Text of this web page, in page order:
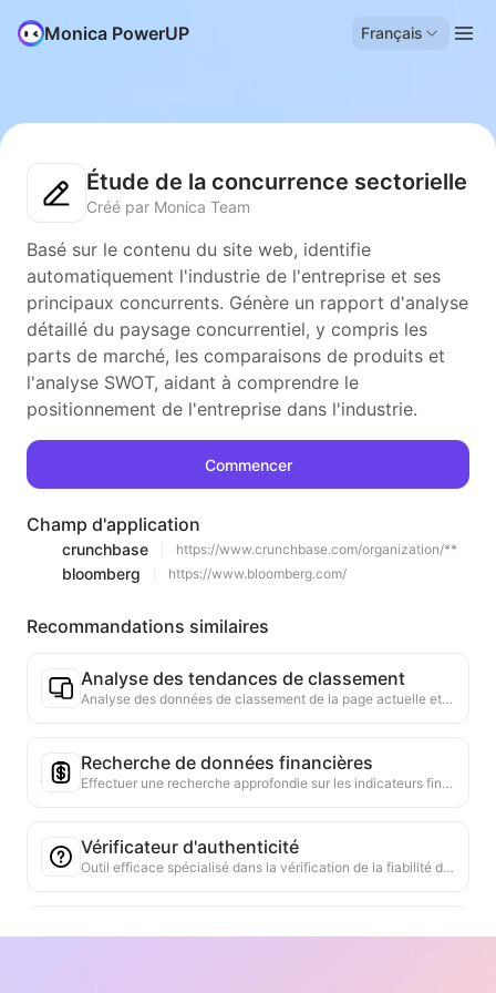
Monica PowerUP Français
Étude de la concurrence sectorielle
Créé par Monica Team
Basé sur le contenu du site web, identifie
automatiquement l'industrie de l'entreprise et ses
principaux concurrents. Génère un rapport d'analyse
détaillé du paysage concurrentiel, y compris les
parts de marché, les comparaisons de produits et
l'analyse SWOT, aidant à comprendre le
positionnement de l'entreprise dans l'industrie.
Commencer
Champ d'application
crunchbase https://www.crunchbase.com/organization/**
bloomberg https://www.bloomberg.com/
Recommandations similaires
Analyse des tendances de classement
Analyse des données de classement de la page actuelle et génération de rapports de tendance. Identification des catégories populaires, des types de produits en forte croissance et des technologies émergentes. Fourniture d'informations instantanées sur le marché pour vous aider à comprendre les dernières tendances des produits et les évolutions du marché.
Recherche de données financières
Effectuer une recherche approfondie sur les indicateurs financiers ou les points de données mentionnés dans la page actuelle à partir de plusieurs sources de données fiables. Fournir des comparaisons de données historiques et des références sectorielles pour aider les utilisateurs à comprendre pleinement la situation financière et la performance du marché de l'entreprise.
Vérificateur d'authenticité
Outil efficace spécialisé dans la vérification de la fiabilité du contenu Web. Identifie automatiquement les déclarations et les données clés, les compare avec des sources externes fiables. Évalue la fiabilité des déclarations importantes, fournit des explications sur les résultats de la vérification et des liens vers les sources de faits. Aide à améliorer l'alphabétisation de l'information et à prévenir la propagation de fausses informations.
Chercheur d'arguments de point de vue